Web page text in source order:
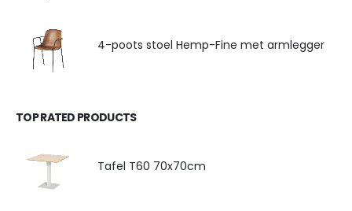
4-poots stoel Hemp-Fine met armlegger
TOP RATED PRODUCTS
Tafel T60 70x70cm